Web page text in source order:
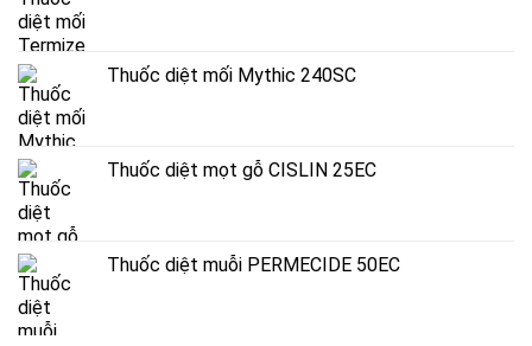
Thuốc diệt mối Mythic 240SC
Thuốc diệt mọt gỗ CISLIN 25EC
Thuốc diệt muỗi PERMECIDE 50EC